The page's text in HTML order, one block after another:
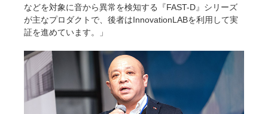
などを対象に音から異常を検知する『FAST-D』シリーズ
が主なプロダクトで、後者はInnovationLABを利用して実
証を進めています。」